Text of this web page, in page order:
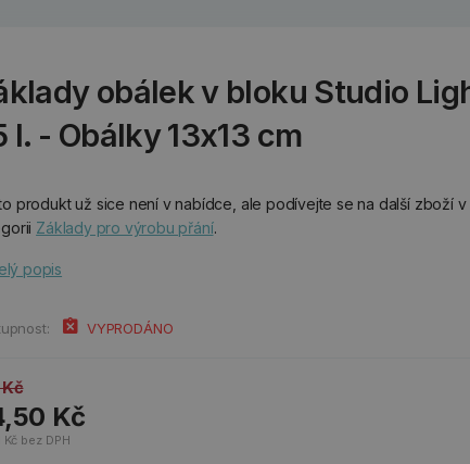
obálek v bloku Studio
l. - Obálky 13x13 cm
produkt už sice není v nabídce, ale podívejte se na další zboží v
Základy pro výrobu přání.
popis
VYPRODÁNO
Kč
Kč
Kč bez DPH